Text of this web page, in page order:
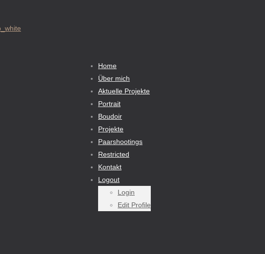
Home
Über mich
Aktuelle Projekte
Portrait
Boudoir
Projekte
Paarshootings
Restricted
Kontakt
Logout
Login
Edit Profile